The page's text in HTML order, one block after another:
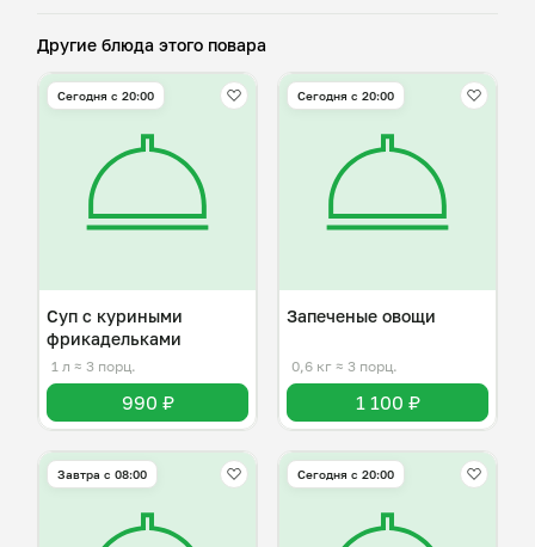
Другие блюда этого повара
Сегодня с 20:00
Суп с куриными
фрикадельками
1 л ≈ 3 порц.
990 ₽
Сегодня с 20:00
Запеченые овощи
0,6 кг ≈ 3 порц.
1 100 ₽
Завтра c 08:00 Сегодня с 20:00